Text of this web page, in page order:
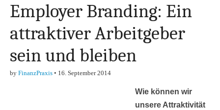
Finanzen,
Marketing-, Vertrieb-
& Investment-Tipps
Employer Branding: Ein
attraktiver Arbeitgeber
sein und bleiben
by FinanzPraxis • 16. September 2014
Wie können wir
unsere Attraktivität